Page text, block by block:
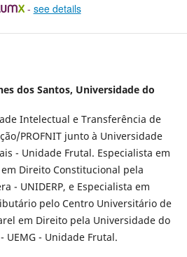
- see details
dos Santos, Universidade do
Intelectual e Transferência de
PROFNIT junto à Universidade
- Unidade Frutal. Especialista em
Direito Constitucional pela
- UNIDERP, e Especialista em
pelo Centro Universitário de
em Direito pela Universidade do
UEMG - Unidade Frutal.